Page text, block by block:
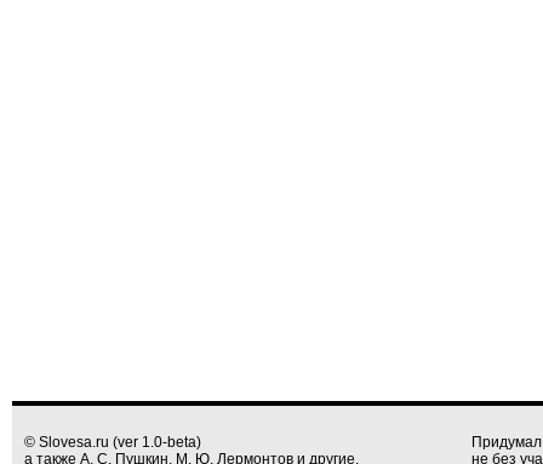
© Slovesa.ru (ver 1.0-beta)
а также А. С. Пушкин, М. Ю. Лермонтов и другие.
не без